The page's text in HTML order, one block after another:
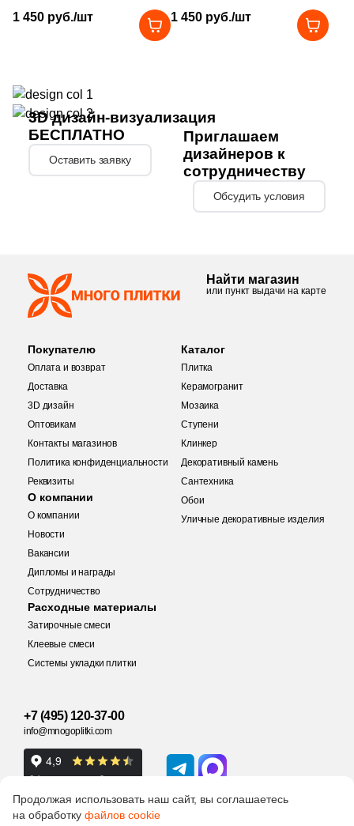
33x30 (8)
33x34 (4)
33x119.7 (
33x45 (76
33.5х33 (10)
33x12 ( 1 )
33х80 (
33x36 (5)
33x80 (155
33x90 (83)
33x33 (520)
33x150 (49)
33x67.5 (1)
33x66.5 ( )
33x160 ( 320)
33.3x46 (2)
под цемент с насечками,
Steptrade/TF03_NS/30x120x10
1 450 руб./шт
Steptrade/TF01_NS/30x120x10
1 450 руб./шт
3D дизайн-визуализация
БЕСПЛАТНО
Оставить заявку
Приглашаем
дизайнеров к
сотрудничеству
Обсудить условия
Купить в 1 клик
Количество
Минимальная сумма заказа
Ваше имя
Заявка на бесплатный 3D дизайн
Телефон
Обратная связь
Ваше имя
Найти магазин
или пункт выдачи на карте
Покупателю
Оплата и возврат
Доставка
3D дизайн
Оптовикам
Контакты магазинов
Политика конфиденциальности
Реквизиты
О компании
О компании
Новости
Вакансии
Дипломы и награды
Сотрудничество
Расходные материалы
Затирочные смеси
Клеевые смеси
Системы укладки плитки
Каталог
Плитка
Керамогранит
Мозаика
Ступени
Клинкер
Декоративный камень
Сантехника
Обои
Уличные декоративные изделия
+7 (495) 120-37-00
info@mnogoplitki.com
Продолжая использовать наш сайт, вы соглашаетесь
на обработку файлов cookie